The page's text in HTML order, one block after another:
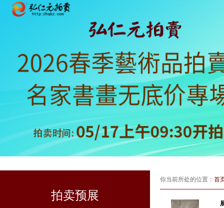
拍卖预展
你当前所处的位置： 首